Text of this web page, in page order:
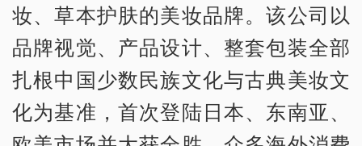
妆、草本护肤的美妆品牌。该公司以
品牌视觉、产品设计、整套包装全部
扎根中国少数民族文化与古典美妆文
化为基准，首次登陆日本、东南亚、